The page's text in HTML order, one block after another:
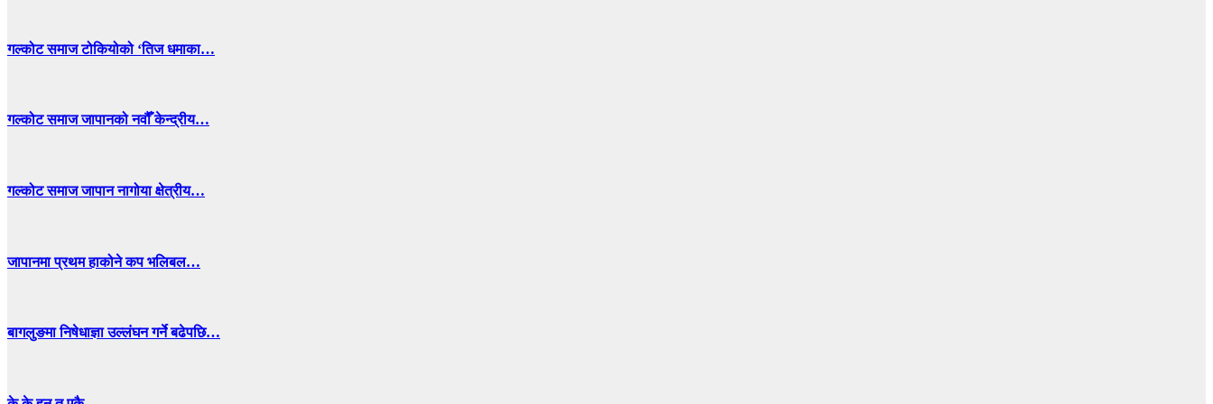
गल्कोट समाज टोकियोको ‘तिज धमाका…
गल्कोट समाज जापानको नवौँ केन्द्रीय…
गल्कोट समाज जापान नागोया क्षेत्रीय…
जापानमा प्रथम हाकोने कप भलिबल…
बागलुङमा निषेधाज्ञा उल्लंघन गर्ने बढेपछि…